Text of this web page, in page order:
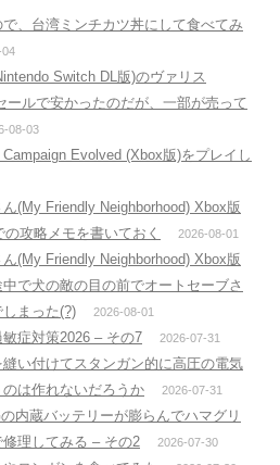
、台湾ミンチカツ丼にして食べてみ
04
Switch DL版)のヴァリス
ールで安かったのだが、一部が売って
08-03
Evolved (Xbox版)をプレイし
(My Friendly Neighborhood) Xbox版
攻略メモを書いておく
2026-08-01
(My Friendly Neighborhood) Xbox版
で犬の敵の目の前でオートセーブさ
まった(?)
2026-08-01
症対策2026 – その7 2026-07-31
い付けてスタンガン的に高圧の電気
は作れないだろうか
2026-07-31
内蔵バッテリーが膨らんでハマグリ
理してみる – その2
2026-07-30